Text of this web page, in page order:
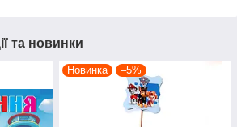
та новинки
Новинка –5%